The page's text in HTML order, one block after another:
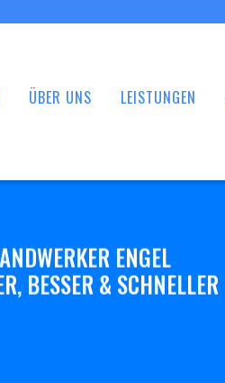
ÜBER UNS LEISTUNGEN
ENGEL
BESSER & SCHNELLER